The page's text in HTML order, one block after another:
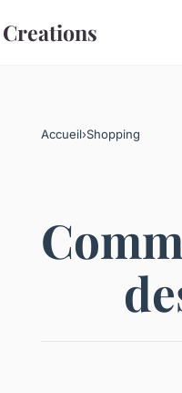
Accueil›Shopping